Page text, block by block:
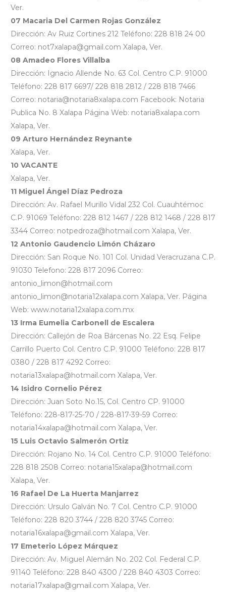
Ver.
07 Macaria Del Carmen Rojas González
Dirección: Av Ruiz Cortines 212 Teléfono: 228 818 24 00
Correo: not7xalapa@gmail.com Xalapa, Ver.
08 Amadeo Flores Villalba
Dirección: Ignacio Allende No. 63 Col. Centro C.P. 91000
Teléfono: 228 817 6697/ 228 818 2812 / 228 818 7466
Correo: notaria@notaria8xalapa.com Facebook: Notaria
Publica No. 8 Xalapa Página Web: notaria8xalapa.com
Xalapa, Ver.
09 Arturo Hernández Reynante
Xalapa, Ver.
10 VACANTE
Xalapa, Ver.
11 Miguel Ángel Díaz Pedroza
Dirección: Av. Rafael Murillo Vidal 232 Col. Cuauhtémoc
C.P. 91069 Teléfono: 228 812 1467 / 228 812 1468 / 228 817
3344 Correo: notpedroza@hotmail.com Xalapa, Ver.
12 Antonio Gaudencio Limón Cházaro
Dirección: San Roque No. 101 Col. Unidad Veracruzana C.P.
91030 Telefono: 228 817 2096 Correo:
antonio_limon@hotmail.com
antonio_limon@notaria12xalapa.com Xalapa, Ver. Página
Web: www.notaria12xalapa.com.mx
13 Irma Eumelia Carbonell de Escalera
Dirección: Callejón de Roa Bárcenas No. 22 Esq. Felipe
Carrillo Puerto Col. Centro C.P. 91000 Teléfono: 228 817
0380 / 228 817 4292 Correo:
notaria13xalapa@hotmail.com Xalapa, Ver.
14 Isidro Cornelio Pérez
Dirección: Juan Soto No.15, Col. Centro CP. 91000
Teléfono: 228-817-25-70 / 228-817-39-59 Correo:
notaria14xalapa@hotmail.com Xalapa, Ver.
15 Luis Octavio Salmerón Ortiz
Dirección: Rojano No. 14 Col. Centro C.P. 91000 Teléfono:
228 818 2508 Correo: notaria15xalapa@hotmail.com
Xalapa, Ver.
16 Rafael De La Huerta Manjarrez
Dirección: Ursulo Galván No. 7 Col. Centro C.P. 91000
Teléfono: 228 820 3744 / 228 820 3745 Correo:
notaria16xalapa@gmail.com Xalapa, Ver.
17 Emeterio López Márquez
Dirección: Av. Miguel Alemán No. 202 Col. Federal C.P.
91140 Teléfono: 228 840 4300 / 228 840 4303 Correo:
notaria17xalapa@gmail.com Xalapa, Ver.